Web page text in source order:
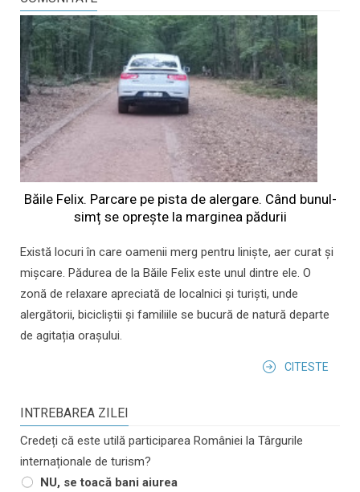
Băile Felix. Parcare pe pista de alergare. Când bunul-
simț se oprește la marginea pădurii
Există locuri în care oamenii merg pentru liniște, aer curat și
mișcare. Pădurea de la Băile Felix este unul dintre ele. O
zonă de relaxare apreciată de localnici și turiști, unde
alergătorii, bicicliștii și familiile se bucură de natură departe
de agitația orașului.
CITESTE
INTREBAREA ZILEI
Credeți că este utilă participarea României la Târgurile
internaționale de turism?
NU, se toacă bani aiurea